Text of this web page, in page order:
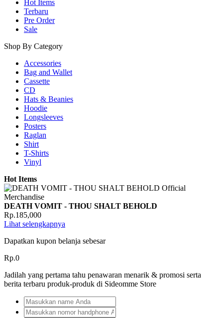
Hot Items
Terbaru
Pre Order
Sale
Shop By Category
Accessories
Bag and Wallet
Cassette
CD
Hats & Beanies
Hoodie
Longsleeves
Posters
Raglan
Shirt
T-Shirts
Vinyl
Hot Items
DEATH VOMIT - THOU SHALT BEHOLD
Rp.185,000
Lihat selengkapnya
Dapatkan kupon belanja sebesar
Rp.0
Jadilah yang pertama tahu penawaran menarik & promosi serta
berita terbaru produk-produk di Sideomme Store